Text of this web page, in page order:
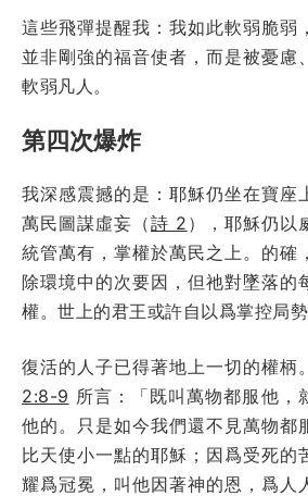
這些飛彈提醒我：我如此軟弱脆弱
並非剛強的福音使者，而是被憂慮
軟弱凡人。
第四次爆炸
我深感震撼的是：耶穌仍坐在寶座
萬民圖謀虛妄（詩 2 ），耶穌仍以
統管萬有，掌權於萬民之上。的確
除環境中的次要因，但祂對墜落的
權。世上的君王或許自以爲掌控局勢
復活的人子已得著地上一切的權柄
2:8-9 所言：「既叫萬物都服他，
他的。只是如今我們還不見萬物都
比天使小一點的耶穌；因爲受死的
耀爲冠冕，叫他因著神的恩，爲人